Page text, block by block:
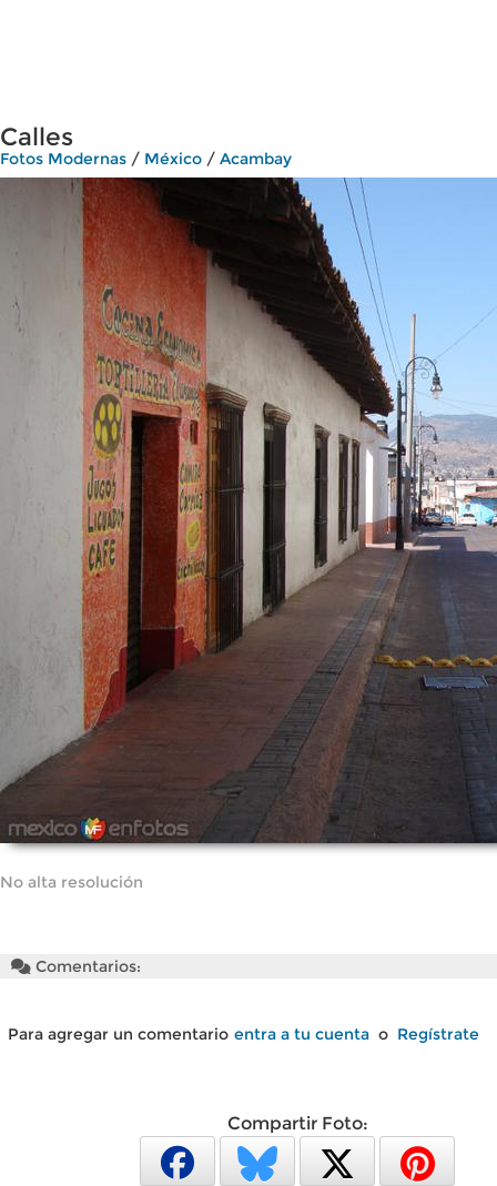
Calles
Fotos Modernas / México / Acambay
No alta resolución
Comentarios:
Para agregar un comentario entra a tu cuenta o Regístrate
Compartir Foto: